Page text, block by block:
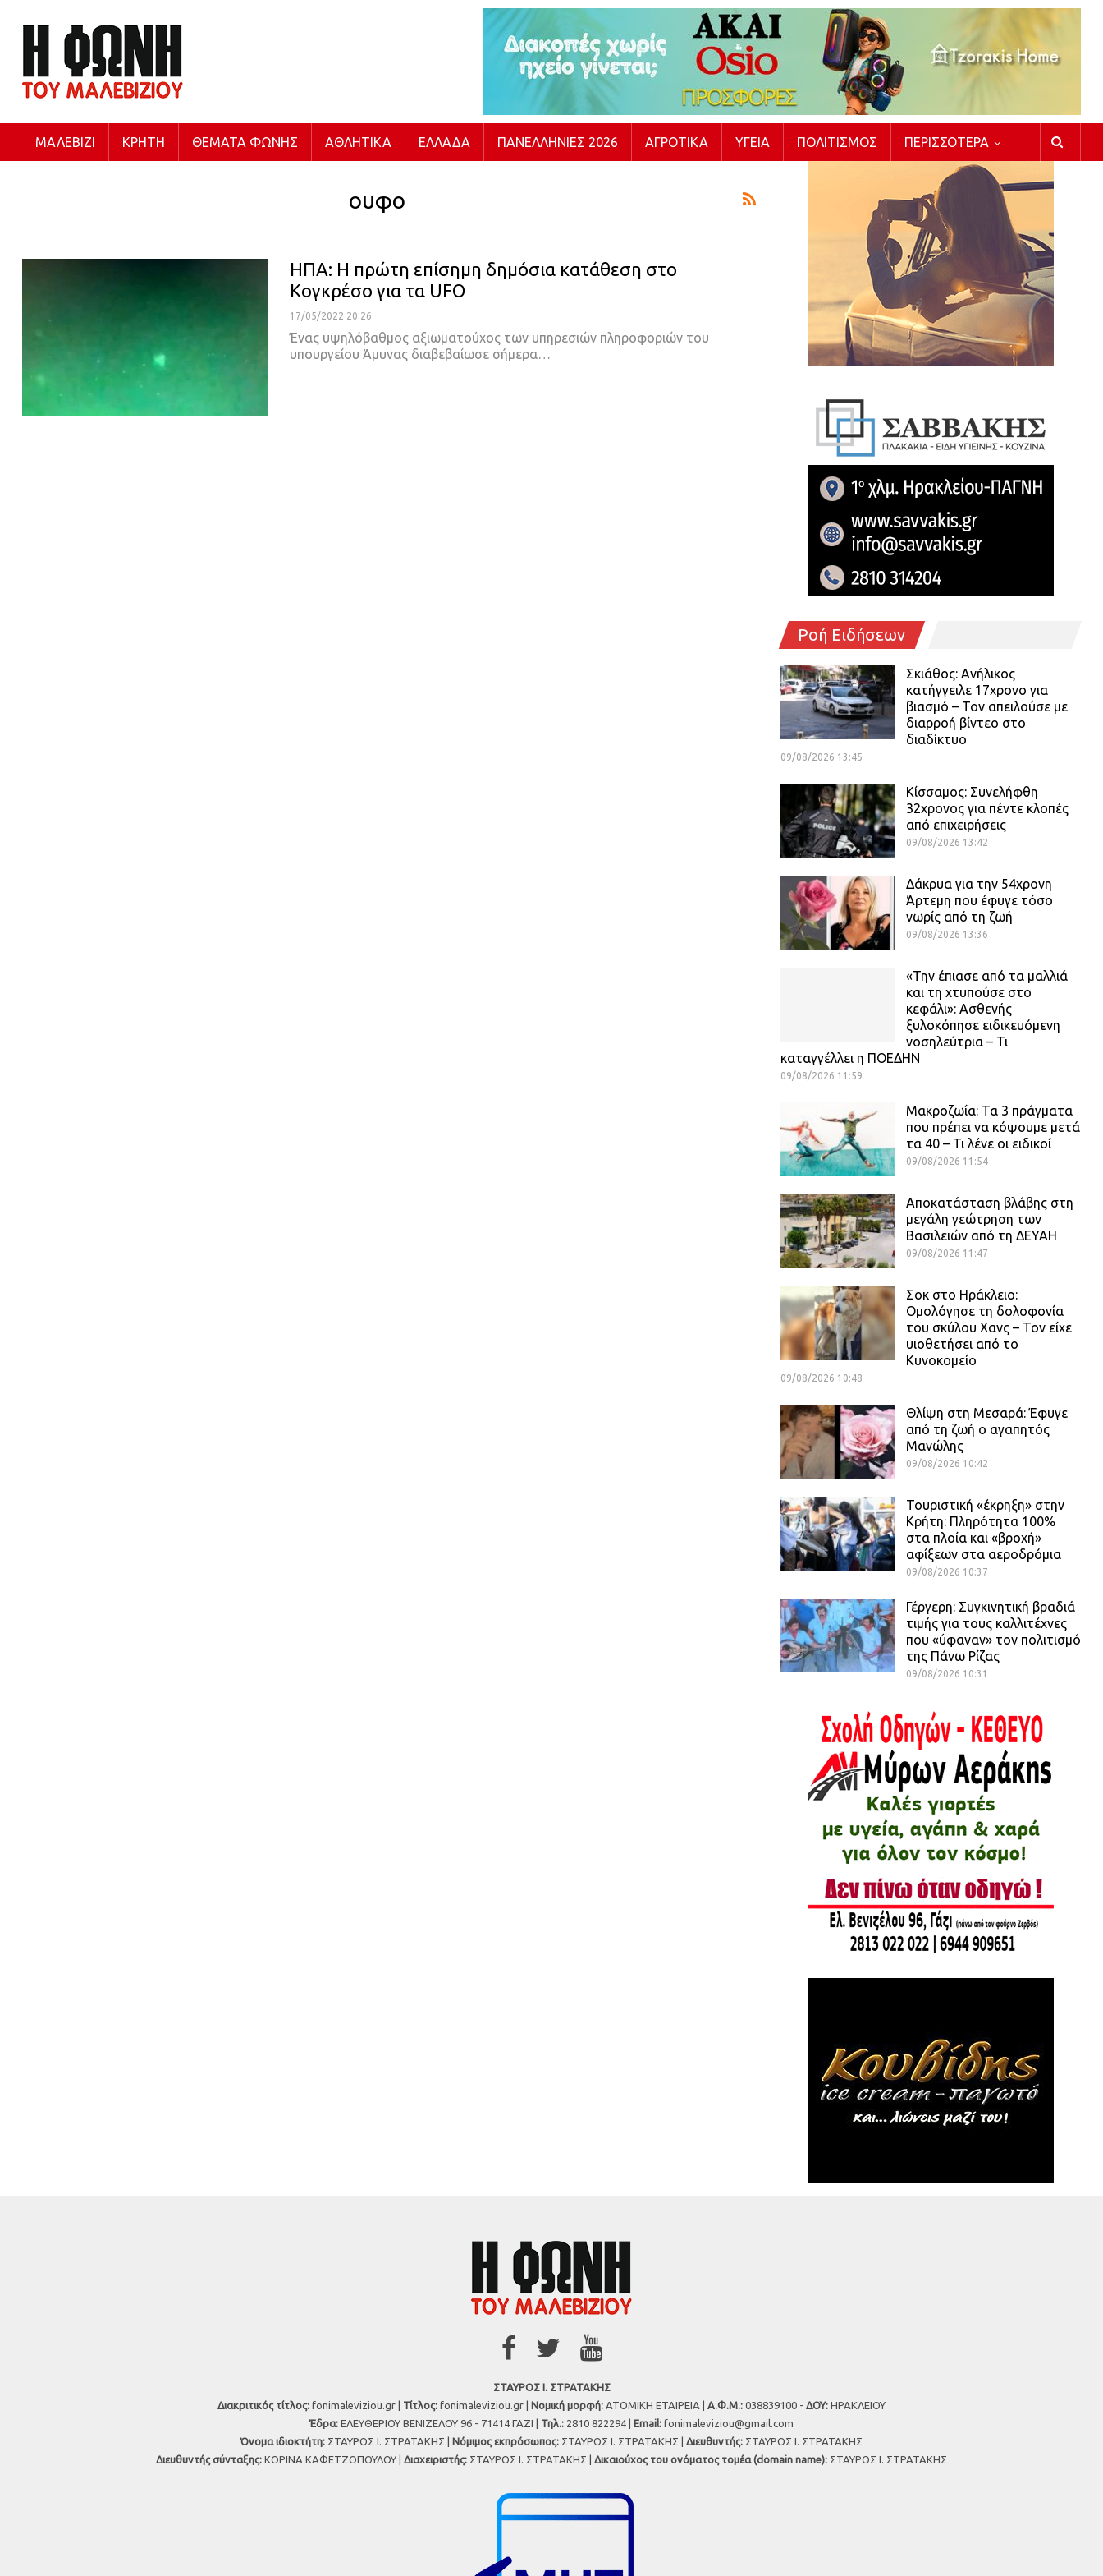
ΜΑΛΕΒΊΖΙ ΚΡΉΤΗ ΘΈΜΑΤΑ ΦΩΝΉΣ ΑΘΛΗΤΙΚΆ ΕΛΛΆΔΑ ΠΑΝΕΛΛΉΝΙΕΣ 2026 ΑΓΡΟΤΙΚΆ ΥΓΕΊΑ ΠΟΛΙΤΙΣΜΌΣ ΠΕΡΙΣΣΌΤΕΡΑ
ουφο
ΗΠΑ: Η πρώτη επίσημη δημόσια κατάθεση στο
Κογκρέσο για τα UFO
17/05/2022 20:26
Ένας υψηλόβαθμος αξιωματούχος των υπηρεσιών πληροφοριών του
υπουργείου Άμυνας διαβεβαίωσε σήμερα…
Ροή Ειδήσεων
Σκιάθος: Ανήλικος
κατήγγειλε 17χρονο για
βιασμό – Τον απειλούσε με
διαρροή βίντεο στο
διαδίκτυο
09/08/2026 13:45
Κίσσαμος: Συνελήφθη
32χρονος για πέντε κλοπές
από επιχειρήσεις
09/08/2026 13:42
Δάκρυα για την 54χρονη
Άρτεμη που έφυγε τόσο
νωρίς από τη ζωή
09/08/2026 13:36
«Την έπιασε από τα μαλλιά
και τη χτυπούσε στο
κεφάλι»: Ασθενής
ξυλοκόπησε ειδικευόμενη
νοσηλεύτρια – Τι
καταγγέλλει η ΠΟΕΔΗΝ
09/08/2026 11:59
Μακροζωία: Τα 3 πράγματα
που πρέπει να κόψουμε μετά
τα 40 – Τι λένε οι ειδικοί
09/08/2026 11:54
Αποκατάσταση βλάβης στη
μεγάλη γεώτρηση των
Βασιλειών από τη ΔΕΥΑΗ
09/08/2026 11:47
Σοκ στο Ηράκλειο:
Ομολόγησε τη δολοφονία
του σκύλου Χανς – Τον είχε
υιοθετήσει από το
Κυνοκομείο
09/08/2026 10:48
Θλίψη στη Μεσαρά: Έφυγε
από τη ζωή ο αγαπητός
Μανώλης
09/08/2026 10:42
Τουριστική «έκρηξη» στην
Κρήτη: Πληρότητα 100%
στα πλοία και «βροχή»
αφίξεων στα αεροδρόμια
09/08/2026 10:37
Γέργερη: Συγκινητική βραδιά
τιμής για τους καλλιτέχνες
που «ύφαναν» τον πολιτισμό
της Πάνω Ρίζας
09/08/2026 10:31
ΣΤΑΥΡΟΣ Ι. ΣΤΡΑΤΑΚΗΣ
Διακριτικός τίτλος: fonimaleviziou.gr | Τίτλος: fonimaleviziou.gr | Νομική μορφή: ΑΤΟΜΙΚΗ ΕΤΑΙΡΕΙΑ | Α.Φ.Μ.: 038839100 - ΔΟΥ: ΗΡΑΚΛΕΙΟΥ
Έδρα: ΕΛΕΥΘΕΡΙΟΥ ΒΕΝΙΖΕΛΟΥ 96 - 71414 ΓΑΖΙ | Τηλ.: 2810 822294 | Εmail: fonimaleviziou@gmail.com
Όνομα ιδιοκτήτη: ΣΤΑΥΡΟΣ Ι. ΣΤΡΑΤΑΚΗΣ | Νόμιμος εκπρόσωπος: ΣΤΑΥΡΟΣ Ι. ΣΤΡΑΤΑΚΗΣ | Διευθυντής: ΣΤΑΥΡΟΣ Ι. ΣΤΡΑΤΑΚΗΣ
Διευθυντής σύνταξης: ΚΟΡΙΝΑ ΚΑΦΕΤΖΟΠΟΥΛΟΥ | Διαχειριστής: ΣΤΑΥΡΟΣ Ι. ΣΤΡΑΤΑΚΗΣ | Δικαιούχος του ονόματος τομέα (domain name): ΣΤΑΥΡΟΣ Ι. ΣΤΡΑΤΑΚΗΣ